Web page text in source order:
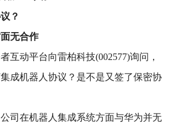
？
无合作
互动平台向雷柏科技(002577)询问，
成机器人协议？是不是又签了保密协
司在机器人集成系统方面与华为并无